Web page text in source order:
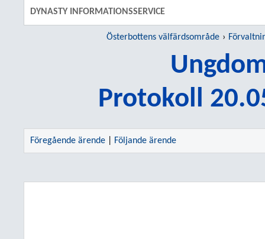
DYNASTY INFORMATIONSSERVICE
Österbottens välfärdsområde
Protokoll
Föregående ärende Följande ärende